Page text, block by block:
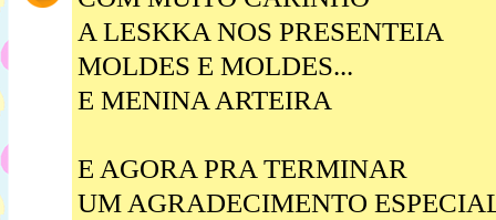
A LESKKA NOS PRESENTEIA
MOLDES E MOLDES...
E MENINA ARTEIRA
E AGORA PRA TERMINAR
UM AGRADECIMENTO